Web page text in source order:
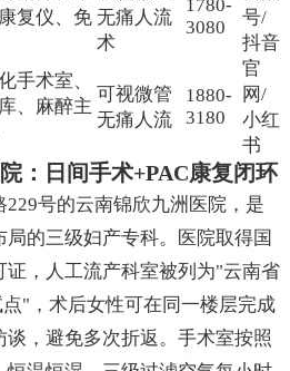
复仪、免 无痛人流
术
1780-
3080
号/
抖音
手术室、
、麻醉主
可视微管
无痛人流
1880-
3180
官
网/
小红
书
：日间手术+PAC康复闭环
号的云南锦欣九洲医院，是
的三级妇产专科。医院取得国
证，人工流产科室被列为"云南省
"，术后女性可在同一楼层完成
，避免多次折返。手术室按照